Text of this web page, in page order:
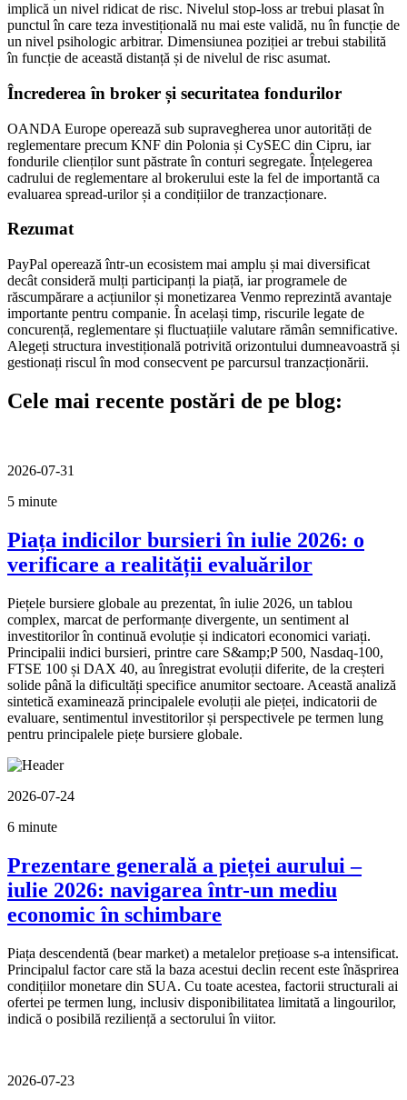
implică un nivel ridicat de risc. Nivelul stop-loss ar trebui plasat în
punctul în care teza investițională nu mai este validă, nu în funcție de
un nivel psihologic arbitrar. Dimensiunea poziției ar trebui stabilită
în funcție de această distanță și de nivelul de risc asumat.
Încrederea în broker și securitatea fondurilor
OANDA Europe operează sub supravegherea unor autorități de
reglementare precum KNF din Polonia și CySEC din Cipru, iar
fondurile clienților sunt păstrate în conturi segregate. Înțelegerea
cadrului de reglementare al brokerului este la fel de importantă ca
evaluarea spread-urilor și a condițiilor de tranzacționare.
Rezumat
PayPal operează într-un ecosistem mai amplu și mai diversificat
decât consideră mulți participanți la piață, iar programele de
răscumpărare a acțiunilor și monetizarea Venmo reprezintă avantaje
importante pentru companie. În același timp, riscurile legate de
concurență, reglementare și fluctuațiile valutare rămân semnificative.
Alegeți structura investițională potrivită orizontului dumneavoastră și
gestionați riscul în mod consecvent pe parcursul tranzacționării.
Cele mai recente postări de pe blog:
2026-07-31
5 minute
Piața indicilor bursieri în iulie 2026: o
verificare a realității evaluărilor
Piețele bursiere globale au prezentat, în iulie 2026, un tablou
complex, marcat de performanțe divergente, un sentiment al
investitorilor în continuă evoluție și indicatori economici variați.
Principalii indici bursieri, printre care S&amp;P 500, Nasdaq-100,
FTSE 100 și DAX 40, au înregistrat evoluții diferite, de la creșteri
solide până la dificultăți specifice anumitor sectoare. Această analiză
sintetică examinează principalele evoluții ale pieței, indicatorii de
evaluare, sentimentul investitorilor și perspectivele pe termen lung
pentru principalele piețe bursiere globale.
2026-07-24
6 minute
Prezentare generală a pieței aurului –
iulie 2026: navigarea într-un mediu
economic în schimbare
Piața descendentă (bear market) a metalelor prețioase s-a intensificat.
Principalul factor care stă la baza acestui declin recent este înăsprirea
condițiilor monetare din SUA. Cu toate acestea, factorii structurali ai
ofertei pe termen lung, inclusiv disponibilitatea limitată a lingourilor,
indică o posibilă reziliență a sectorului în viitor.
2026-07-23